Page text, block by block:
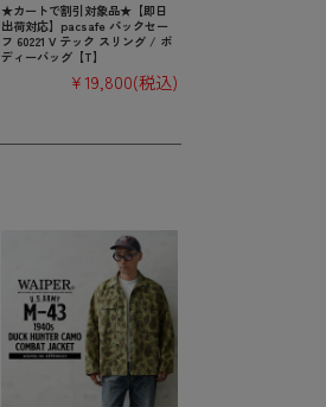
★カートで割引対象品★【即日
出荷対応】pacsafe パックセー
フ 60221 V テック スリング / ボ
ディーバッグ【T】
¥19,800(税込)